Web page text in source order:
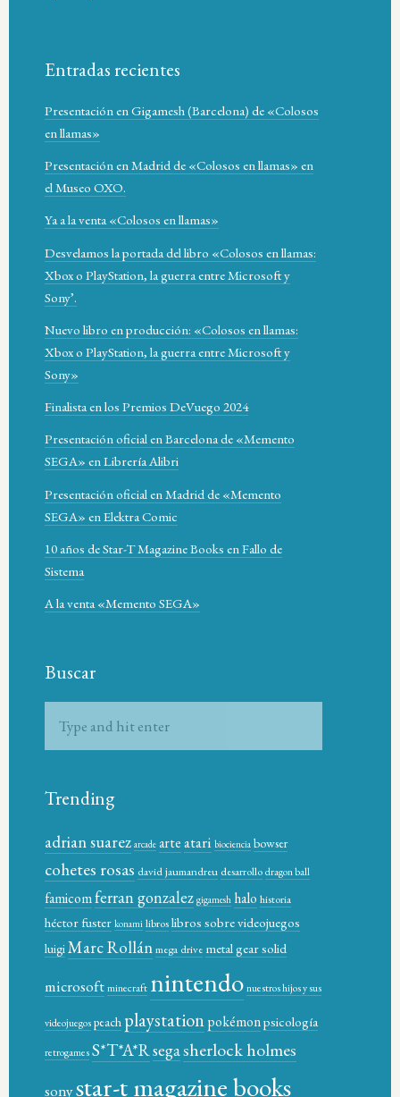
Entradas recientes
Presentación en Gigamesh (Barcelona) de «Colosos
en llamas»
Presentación en Madrid de «Colosos en llamas» en
el Museo OXO.
Ya a la venta «Colosos en llamas»
Desvelamos la portada del libro «Colosos en llamas:
Xbox o PlayStation, la guerra entre Microsoft y
Sony’.
Nuevo libro en producción: «Colosos en llamas:
Xbox o PlayStation, la guerra entre Microsoft y
Sony»
Finalista en los Premios DeVuego 2024
Presentación oficial en Barcelona de «Memento
SEGA» en Librería Alibri
Presentación oficial en Madrid de «Memento
SEGA» en Elektra Comic
10 años de Star-T Magazine Books en Fallo de
Sistema
A la venta «Memento SEGA»
Buscar
Trending
adrian suarez arcade arteatari biociencia bowser
cohetes rosas david jaumandreu desarrollodragon ball
famicomferran gonzalez gigamesh halo historia
héctor fuster konami libroslibros sobre videojuegos
luigiMarc Rollánmega drive metal gear solid
microsoftminecraft nintendonuestros hijos y sus
videojuegospeach playstationpokémonpsicología
retrogamesS*T*A*Rsegasherlock holmes
sonystar-t magazine books